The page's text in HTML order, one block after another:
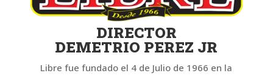
DIRECTOR
DEMETRIO PEREZ JR
Libre fue fundado el 4 de Julio de 1966 en la